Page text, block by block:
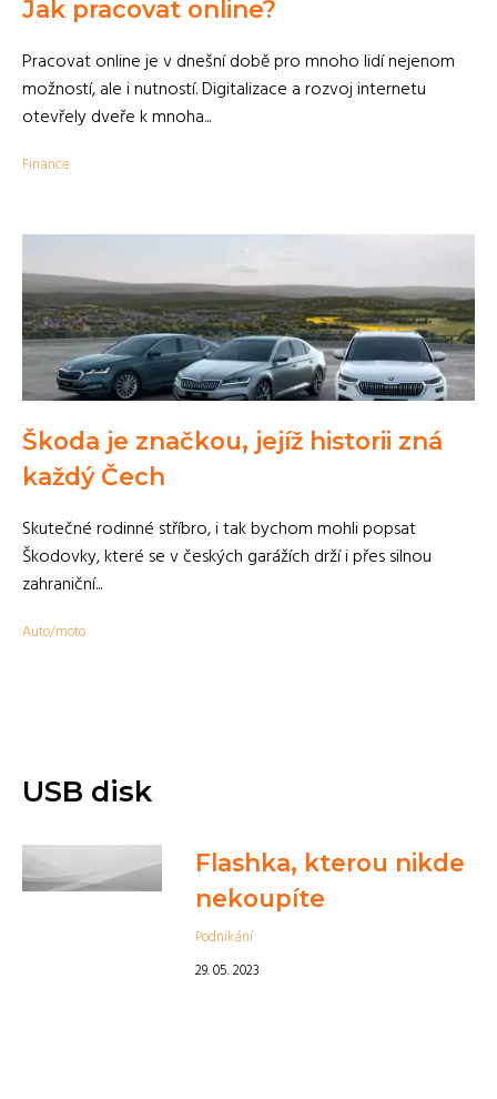
Jak pracovat online?
Pracovat online je v dnešní době pro mnoho lidí nejenom
možností, ale i nutností. Digitalizace a rozvoj internetu
otevřely dveře k mnoha...
Finance
Škoda je značkou, jejíž historii zná
každý Čech
Skutečné rodinné stříbro, i tak bychom mohli popsat
Škodovky, které se v českých garážích drží i přes silnou
zahraniční...
Auto/moto
USB disk
Flashka, kterou nikde
nekoupíte
Podnikání
29. 05. 2023